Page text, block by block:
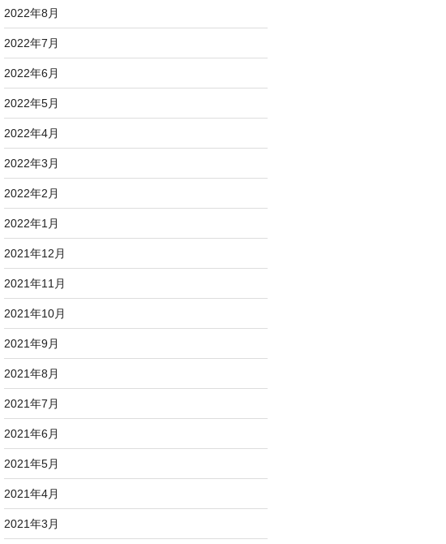
2022年8月
2022年7月
2022年6月
2022年5月
2022年4月
2022年3月
2022年2月
2022年1月
2021年12月
2021年11月
2021年10月
2021年9月
2021年8月
2021年7月
2021年6月
2021年5月
2021年4月
2021年3月